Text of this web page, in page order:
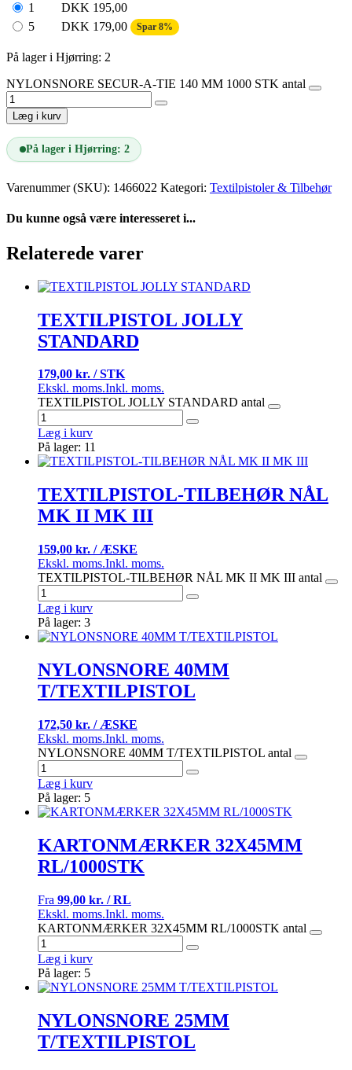
1
DKK 195,00
5
DKK 179,00 Spar 8%
På lager i Hjørring: 2
NYLONSNORE SECUR-A-TIE 140 MM 1000 STK antal
Læg i kurv
På lager i Hjørring: 2
Varenummer (SKU): 1466022 Kategori: Textilpistoler & Tilbehør
Du kunne også være interesseret i...
Relaterede varer
TEXTILPISTOL JOLLY
STANDARD
179,00 kr. / STK
Ekskl. moms.Inkl. moms.
TEXTILPISTOL JOLLY STANDARD antal
Læg i kurv
På lager: 11
TEXTILPISTOL-TILBEHØR NÅL
MK II MK III
159,00 kr. / ÆSKE
Ekskl. moms.Inkl. moms.
TEXTILPISTOL-TILBEHØR NÅL MK II MK III antal
Læg i kurv
På lager: 3
NYLONSNORE 40MM
T/TEXTILPISTOL
172,50 kr. / ÆSKE
Ekskl. moms.Inkl. moms.
NYLONSNORE 40MM T/TEXTILPISTOL antal
Læg i kurv
På lager: 5
KARTONMÆRKER 32X45MM
RL/1000STK
Fra 99,00 kr. / RL
Ekskl. moms.Inkl. moms.
KARTONMÆRKER 32X45MM RL/1000STK antal
Læg i kurv
På lager: 5
NYLONSNORE 25MM
T/TEXTILPISTOL